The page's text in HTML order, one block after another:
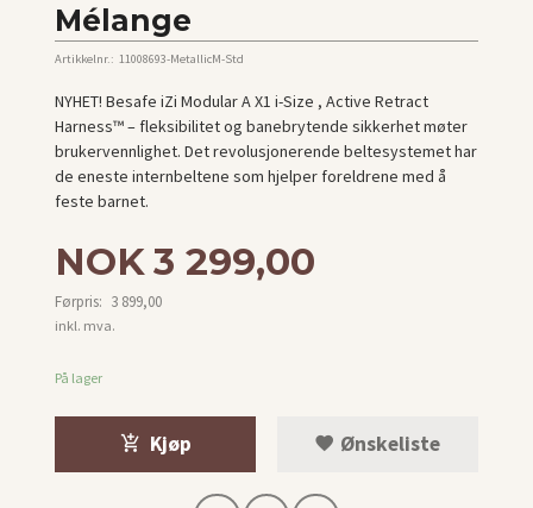
Mélange
Artikkelnr.: 11008693-MetallicM-Std
NYHET! Besafe iZi Modular A X1 i-Size , Active Retract
Harness™ – fleksibilitet og banebrytende sikkerhet møter
brukervennlighet. Det revolusjonerende beltesystemet har
de eneste internbeltene som hjelper foreldrene med å
feste barnet.
Tilbud
NOK3 299,00
Førpris: 3 899,00
Rabatt
inkl. mva.
På lager
Kjøp Ønskeliste